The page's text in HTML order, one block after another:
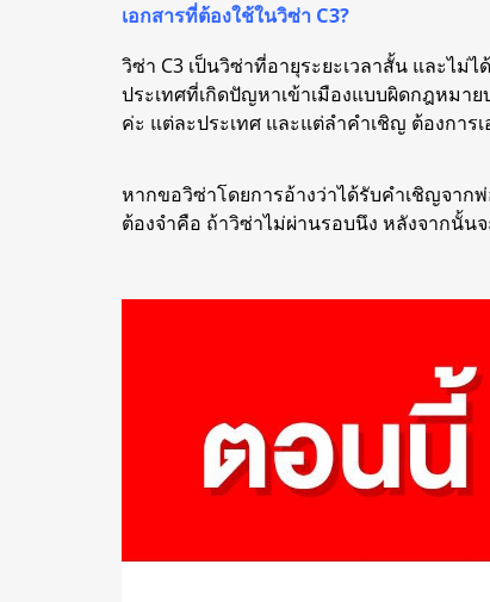
เอกสารที่ต้องใช้ในวิซ่า C3?
วิซ่า C3 เป็นวิซ่าที่อายุระยะเวลาสั้น และไม่
ประเทศที่เกิดปัญหาเข้าเมืองแบบผิดกฎหมา
ค่ะ แต่ละประเทศ และแต่ลำคำเชิญ ต้องการ
หากขอวิซ่าโดยการอ้างว่าได้รับคำเชิญจาก
ต้องจำคือ ถ้าวิซ่าไม่ผ่านรอบนึง หลังจากนั้น